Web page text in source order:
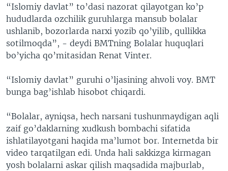
“Islomiy davlat” to’dasi nazorat qilayotgan ko’p
hududlarda ozchilik guruhlarga mansub bolalar
ushlanib, bozorlarda narxi yozib qo’yilib, qullikka
sotilmoqda”, - deydi BMTning Bolalar huquqlari
bo’yicha qo’mitasidan Renat Vinter.
“Islomiy davlat” guruhi o’ljasining ahvoli voy. BMT
bunga bag’ishlab hisobot chiqardi.
“Bolalar, ayniqsa, hech narsani tushunmaydigan aqli
zaif go’daklarning xudkush bombachi sifatida
ishlatilayotgani haqida ma’lumot bor. Internetda bir
video tarqatilgan edi. Unda hali sakkizga kirmagan
yosh bolalarni askar qilish maqsadida majburlab,